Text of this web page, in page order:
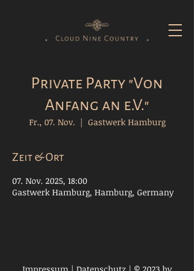
Private Party "Von
Anfang an e.V."
Fr., 07. Nov.
  |
Gastwerk Hamburg
Zeit & Ort
07. Nov. 2025, 18:00
Gastwerk Hamburg, Hamburg, Germany